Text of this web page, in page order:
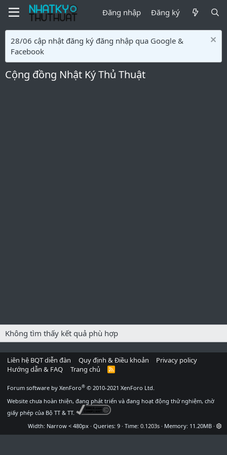
Đăng nhập Đăng ký
28/06 cập nhật đăng ký đăng nhập qua Google &
Facebook
Cộng đồng Nhật Ký Thủ Thuật
Không tìm thấy kết quả phù hợp
Liên hệ BQT diễn đàn Quy định & Điều khoản
Privacy policy
Hướng dẫn & FAQ
Trang chủ
R
Forum software by XenForo® © 2010-2021 XenForo Ltd.
Website chưa hoàn thiện, đang phát triển và đang hoạt động thử nghiệm, chờ
giấy phép của Bộ TT & TT.
Width
Queries 9 Time 0.1203s Memory 11.20MB